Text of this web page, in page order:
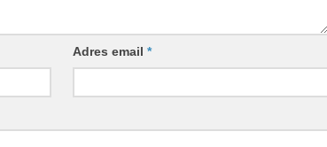
Adres email*